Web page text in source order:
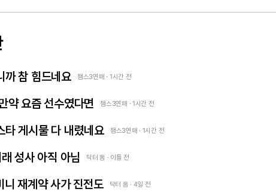
까 참 힘드네요 챔스3연패 · 1시간 전
약 요즘 선수였다면 챔스3연패 · 1시간 전
타 게시물 다 내렸네요 챔스3연패 · 1시간 전
성사 아직 아님 닥터 둠 · 이틀 전
재계약 사가 진전도 닥터 둠 · 4일 전